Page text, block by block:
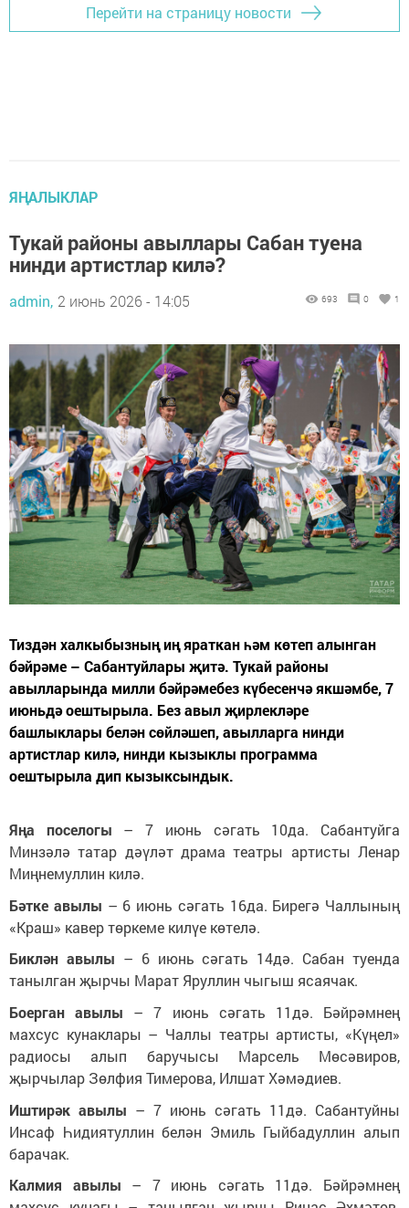
Перейти на страницу новости
ЯҢАЛЫКЛАР
Тукай районы авыллары Сабан туена
нинди артистлар килә?
admin, 2 июнь 2026 - 14:05 693 0 1
Тиздән халкыбызның иң яраткан һәм көтеп алынган
бәйрәме – Сабантуйлары җитә. Тукай районы
авылларында милли бәйрәмебез күбесенчә якшәмбе, 7
июньдә оештырыла. Без авыл җирлекләре
башлыклары белән сөйләшеп, авылларга нинди
артистлар килә, нинди кызыклы программа
оештырыла дип кызыксындык.
Яңа поселогы – 7 июнь сәгать 10да. Сабантуйга
Минзәлә татар дәүләт драма театры артисты Ленар
Миңнемуллин килә.
Бәтке авылы – 6 июнь сәгать 16да. Бирегә Чаллының
«Краш» кавер төркеме килүе көтелә.
Биклән авылы – 6 июнь сәгать 14дә. Сабан туенда
танылган җырчы Марат Яруллин чыгыш ясаячак.
Боерган авылы – 7 июнь сәгать 11дә. Бәйрәмнең
махсус кунаклары – Чаллы театры артисты, «Күңел»
радиосы алып баручысы Марсель Мөсәвиров,
җырчылар Зөлфия Тимерова, Илшат Хәмәдиев.
Иштирәк авылы – 7 июнь сәгать 11дә. Сабантуйны
Инсаф Һидиятуллин белән Эмиль Гыйбадуллин алып
барачак.
Калмия авылы – 7 июнь сәгать 11дә. Бәйрәмнең